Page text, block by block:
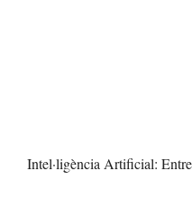
Intel·ligència Artificial: